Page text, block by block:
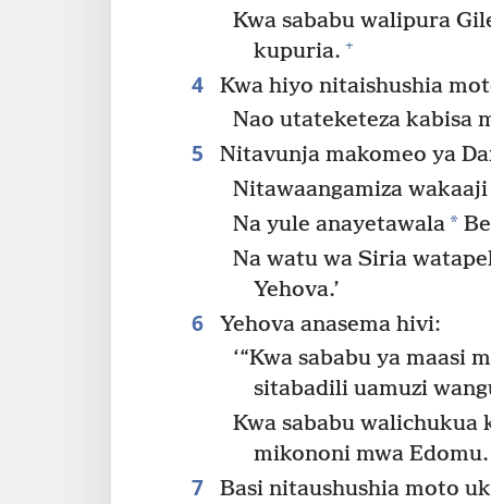
Kwa sababu walipura
kupuria. +
4 Kwa hiyo nitaishushia
Nao utateketeza kabisa
5 Nitavunja makomeo ya
Nitawaangamiza
Na yule anayetawala*
Na watu wa Siria
Yehova.’
6
Yehova anasema hivi:
‘“Kwa sababu ya maasi
sitabadili uamuzi
Kwa sababu
mikononi mwa Edomu.
7 Basi nitaushushia moto